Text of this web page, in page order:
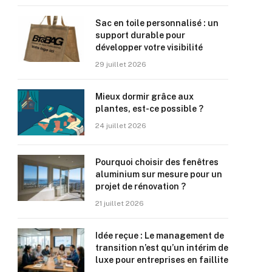
Sac en toile personnalisé : un
support durable pour
développer votre visibilité
29 juillet 2026
Mieux dormir grâce aux
plantes, est-ce possible ?
24 juillet 2026
Pourquoi choisir des fenêtres
aluminium sur mesure pour un
projet de rénovation ?
21 juillet 2026
Idée reçue : Le management de
transition n’est qu’un intérim de
luxe pour entreprises en faillite